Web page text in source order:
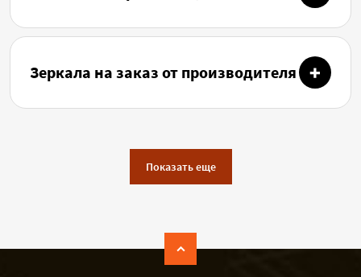
Зеркала на заказ от производителя
Показать еще